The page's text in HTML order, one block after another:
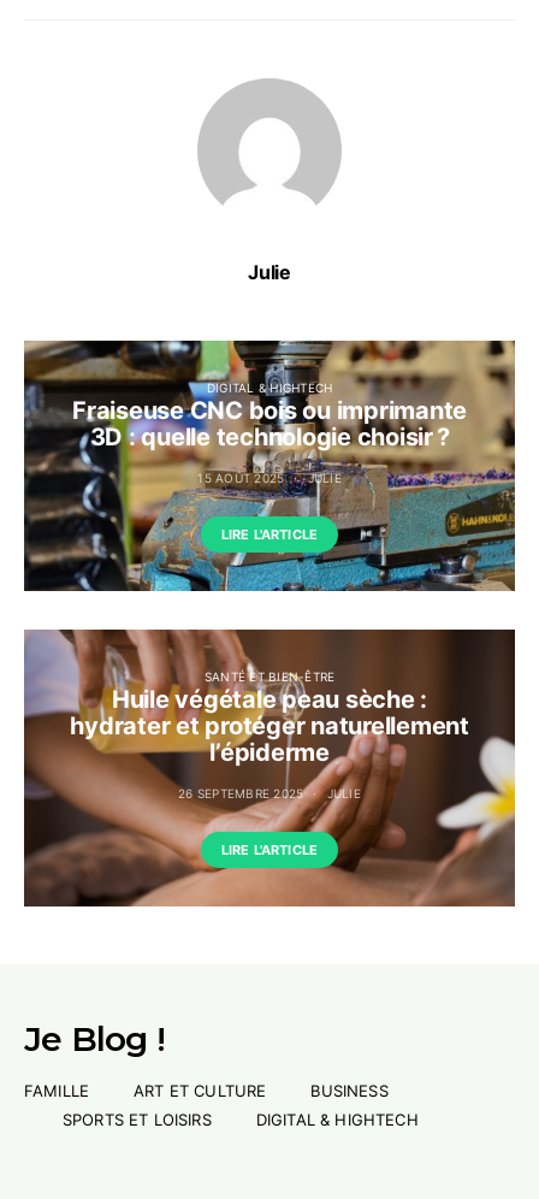
Julie
DIGITAL & HIGHTECH
Fraiseuse CNC bois ou imprimante
3D : quelle technologie choisir ?
15 AOÛT 2025 JULIE
LIRE L'ARTICLE
SANTÉ ET BIEN-ÊTRE
Huile végétale peau sèche :
hydrater et protéger naturellement
l’épiderme
26 SEPTEMBRE 2025 JULIE
LIRE L'ARTICLE
Je Blog !
FAMILLE ART ET CULTURE
BUSINESS
SPORTS ET LOISIRS
DIGITAL & HIGHTECH